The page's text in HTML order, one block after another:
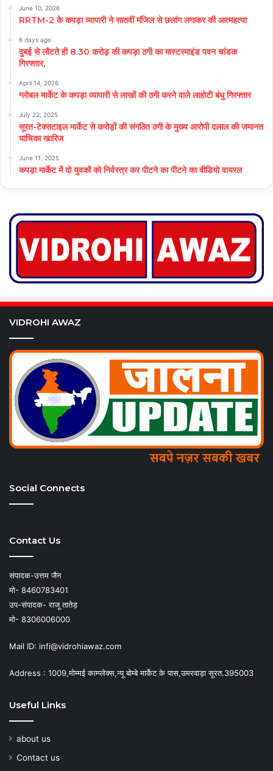
June 10, 2026
RRTM-2 के कपड़ा व्यापारी ने सातवीं मंजिल से छलांग लगाकर की आत्महत्या
6 days ago
दुबई से लौटते ही 8.30 करोड़ की कपड़ा ठगी का मास्टरमाइंड पवन चांडक
गिरफ्तार,
April 14, 2026
ग्लोबल मार्केट के कपड़ा व्यापारी से लाखों की ठगी करने वाले लाहोटी बंधु गिरफ्तार
July 22, 2025
सूरत-टेक्सटाइल मार्केट से करोड़ों की संगठित ठगी के मुख्य आरोपी दलाल की जमानत
याचिका खारिज
June 11, 2025
कपड़ा मार्केट में दो युवकों को निर्वस्त्र कर पीटने का पीटने का वीडियो वायरल
VIDROHI AWAZ
Social Connects
Contact Us
संपादक-उत्तम जैन
मो- 8460783401
उप-संपादक- राजू तातेड़
मो- 8306006000
Mail ID: infi@vidrohiawaz.com
Address : 1009,मोम्मई काम्प्लेक्स,न्यू बोम्बे मार्केट के पास,उमरवाड़ा सूरत.395003
Useful Links
about us
Contact us